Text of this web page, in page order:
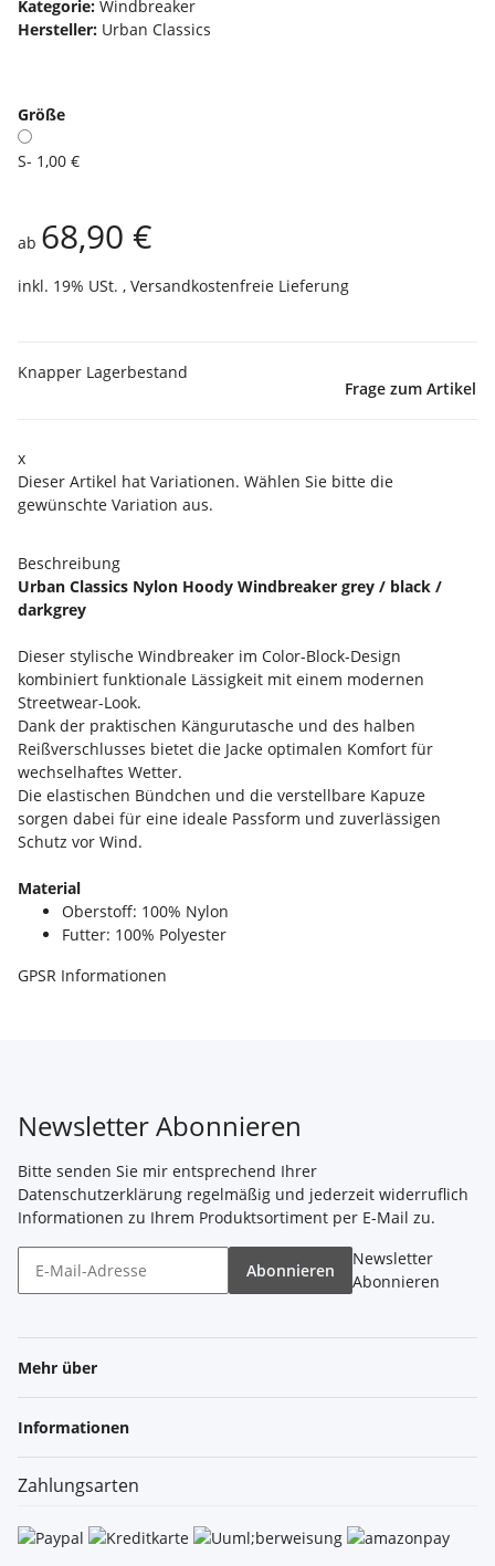
Kategorie: Windbreaker
Hersteller: Urban Classics
Größe
S- 1,00 €
ab 68,90 €
inkl. 19% USt. , Versandkostenfreie Lieferung
Knapper Lagerbestand
Frage zum Artikel
x
Dieser Artikel hat Variationen. Wählen Sie bitte die
gewünschte Variation aus.
Beschreibung
Urban Classics Nylon Hoody Windbreaker grey / black /
darkgrey
Dieser stylische Windbreaker im Color-Block-Design
kombiniert funktionale Lässigkeit mit einem modernen
Streetwear-Look.
Dank der praktischen Kängurutasche und des halben
Reißverschlusses bietet die Jacke optimalen Komfort für
wechselhaftes Wetter.
Die elastischen Bündchen und die verstellbare Kapuze
sorgen dabei für eine ideale Passform und zuverlässigen
Schutz vor Wind.
Material
Oberstoff: 100% Nylon
Futter: 100% Polyester
GPSR Informationen
Newsletter Abonnieren
Bitte senden Sie mir entsprechend Ihrer
Datenschutzerklärung regelmäßig und jederzeit widerruflich
Informationen zu Ihrem Produktsortiment per E-Mail zu.
Abonnieren
Newsletter
Abonnieren
Mehr über
Informationen
Zahlungsarten